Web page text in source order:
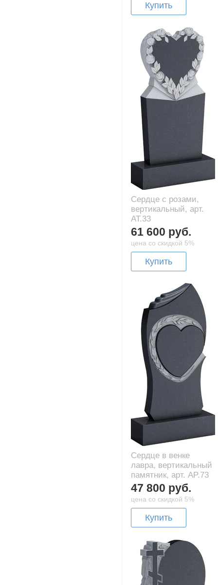
Купить
Сердце с розами,
вертикальный, арт.
AT.33
61 600 руб.
цена со скидкой 5%
Купить
Сердце в венке
лавра, вертикальный
памятник, арт. AP.73
47 800 руб.
цена со скидкой 5%
Купить